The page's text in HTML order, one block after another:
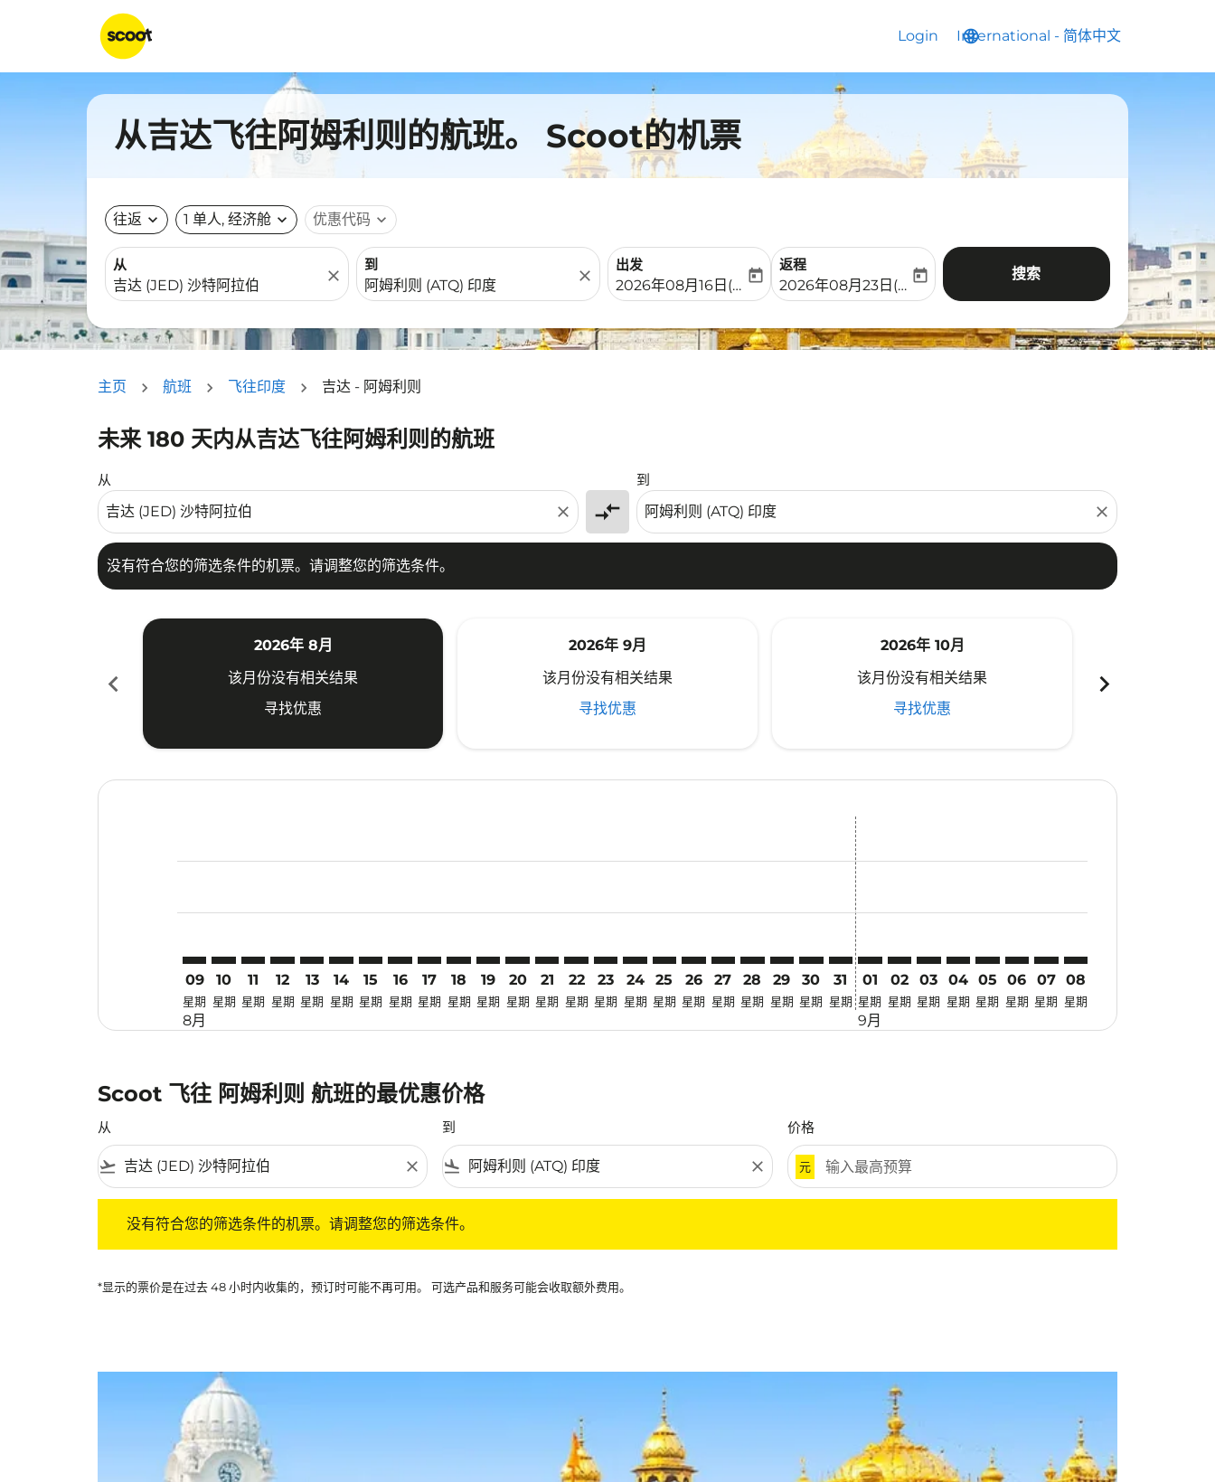
Login language
International - 简体中文
keyboard_arrow_down
从吉达飞往阿姆利则的航班。 Scoot的机票
往返 expand_more 1 单人, 经济舱 expand_more 优惠代码 expand_more
从
close
到
close
出发
fc-booking-departure-date-aria-label
2026年08月16日(周日)
today
返程
fc-booking-return-date-aria-label
2026年08月23日(周日)
today 搜索
主页 航班 飞往印度 吉达 - 阿姆利则
未来 180 天内从吉达飞往阿姆利则的航班
从
close compare_arrows
到
close
没有符合您的筛选条件的机票。请调整您的筛选条件。
没有符合您的筛选条件的机票。请调整您的筛选条件。
chevron_left
2026年 8月
该月份没有相关结果
寻找优惠
2026年 9月
该月份没有相关结果
寻找优惠
2026年 10月
该月份没有相关结果
寻找优惠
chevron_right
09
星期
8月
10
星期
11
星期
12
星期
13
星期
14
星期
15
星期
16
星期
17
星期
18
星期
19
星期
20
星期
21
星期
JED–ATQ: cmp-view-offers-disclaimer. 寻找优惠
22
星期
JED–ATQ: cmp-view-offers-disclaimer. 寻找优惠
23
星期
JED–ATQ: cmp-view-offers-disclaimer. 寻找优惠
24
星期
JED–ATQ: cmp-view-offers-disclaimer. 寻找优惠
25
星期
JED–ATQ: cmp-view-offers-disclaimer. 寻找优惠
26
星期
JED–ATQ: cmp-view-offers-disclaimer. 寻找优惠
27
星期
JED–ATQ: cmp-view-offers-disclaimer. 寻找优惠
28
星期
JED–ATQ: cmp-view-offers-disclaimer. 寻找优惠
29
星期
JED–ATQ: cmp-view-offers-disclaimer. 寻找优惠
30
星期
JED–ATQ: cmp-view-offers-disclaimer. 寻找优惠
31
星期
01
星期
9月
02
星期
03
星期
04
星期
05
星期
06
星期
07
星期
08
星期
Scoot 飞往 阿姆利则 航班的最优惠价格
从
flight_takeoff close
到
flight_land close
价格
元
没有符合您的筛选条件的机票。请调整您的筛选条件。
*显示的票价是在过去 48 小时内收集的，预订时可能不再可用。 可选产品和服务可能会收取额外费用。